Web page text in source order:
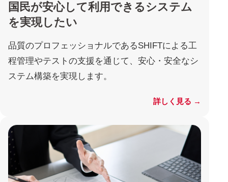
国民が安心して利用できるシステム
を実現したい
品質のプロフェッショナルであるSHIFTによる工
程管理やテストの支援を通じて、安心・安全なシ
ステム構築を実現します。
詳しく見る →